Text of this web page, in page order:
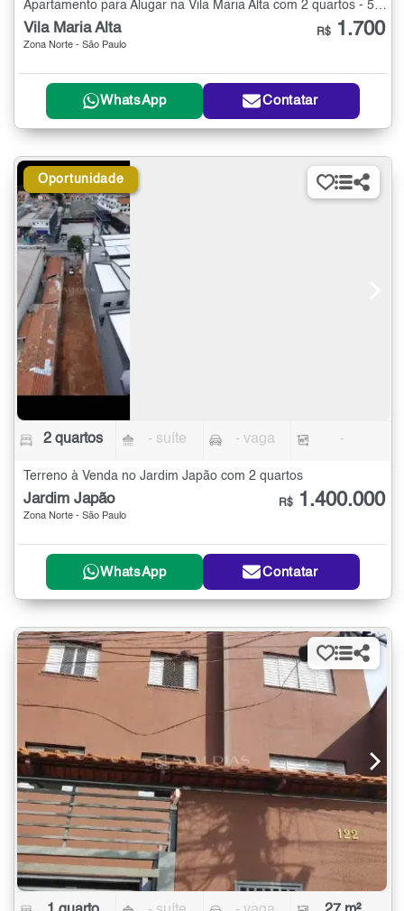
Vila Maria Alta
Zona Norte - São Paulo
R$ 1.700
WhatsApp Contatar
Oportunidade
2 quartos - suíte - vaga -
Terreno à Venda no Jardim Japão com 2 quartos
Jardim Japão
Zona Norte - São Paulo
R$ 1.400.000
WhatsApp Contatar